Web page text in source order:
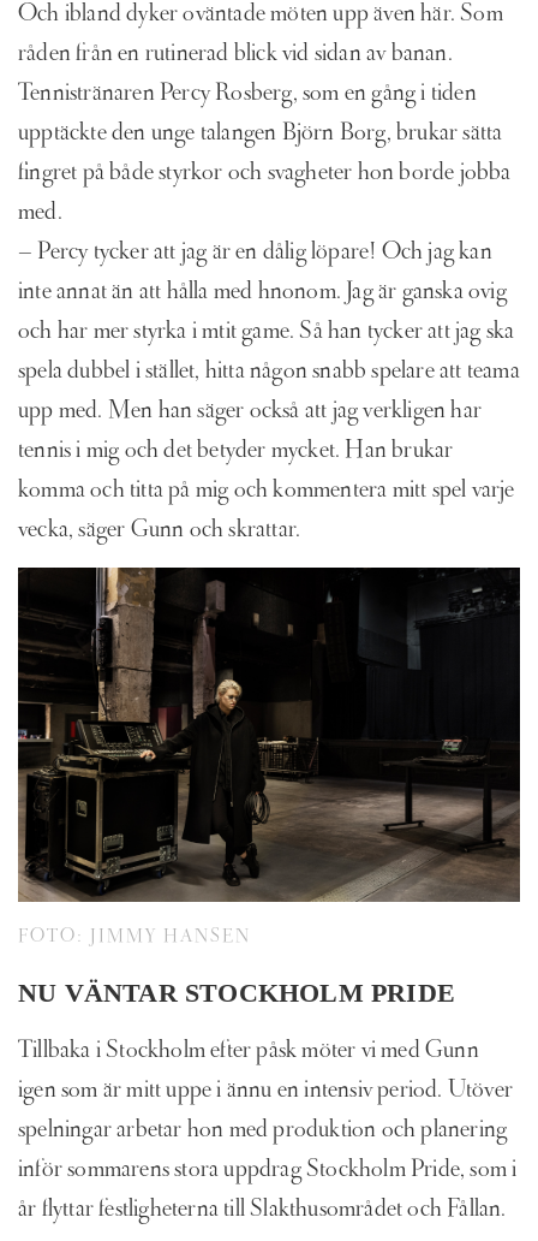
Och ibland dyker oväntade möten upp även här. Som
råden från en rutinerad blick vid sidan av banan.
Tennistränaren Percy Rosberg, som en gång i tiden
upptäckte den unge talangen Björn Borg, brukar sätta
fingret på både styrkor och svagheter hon borde jobba
med.
– Percy tycker att jag är en dålig löpare! Och jag kan
inte annat än att hålla med hnonom. Jag är ganska ovig
och har mer styrka i mtit game. Så han tycker att jag ska
spela dubbel i stället, hitta någon snabb spelare att teama
upp med. Men han säger också att jag verkligen har
tennis i mig och det betyder mycket. Han brukar
komma och titta på mig och kommentera mitt spel varje
vecka, säger Gunn och skrattar.
FOTO: JIMMY HANSEN
NU VÄNTAR STOCKHOLM PRIDE
Tillbaka i Stockholm efter påsk möter vi med Gunn
igen som är mitt uppe i ännu en intensiv period. Utöver
spelningar arbetar hon med produktion och planering
inför sommarens stora uppdrag Stockholm Pride, som i
år flyttar festligheterna till Slakthusområdet och Fållan.